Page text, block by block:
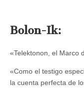
Bolon-Ik:
«Telektonon, el Marco
«Como el testigo
la cuenta perfecta de